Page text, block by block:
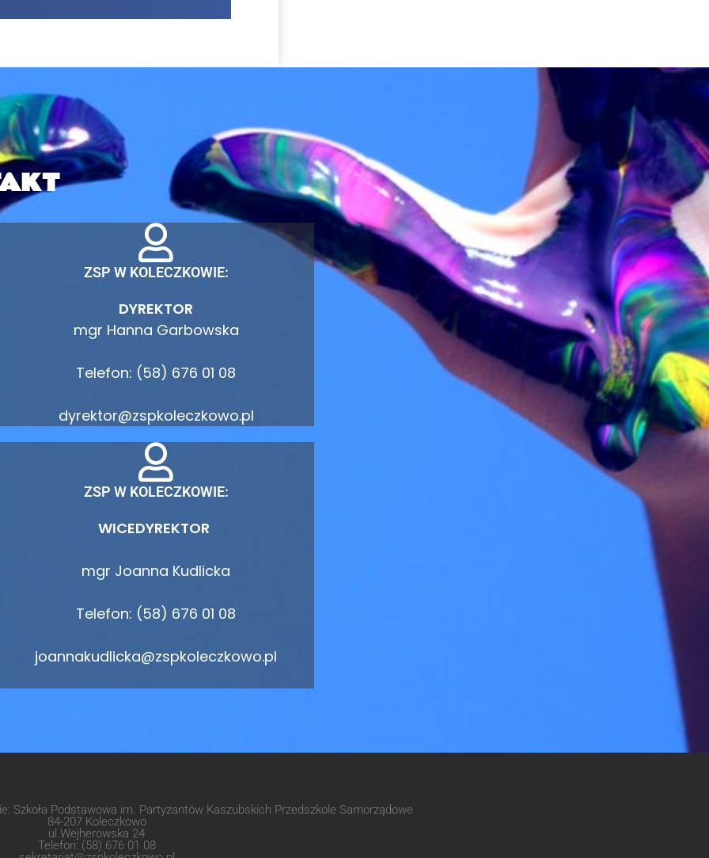
ZSP W KOLECZKOWIE:
DYREKTOR
mgr Hanna Garbowska
Telefon: (58) 676 01 08
dyrektor@zspkoleczkowo.pl
ZSP W KOLECZKOWIE:
WICEDYREKTOR
mgr Joanna Kudlicka
Telefon: (58) 676 01 08
joannakudlicka@zspkoleczkowo.pl
Szkoła Podstawowa im. Partyzantów Kaszubskich Przedszkole Samorządowe
84-207 Koleczkowo
ul.Wejherowska 24
Telefon: (58) 676 01 08